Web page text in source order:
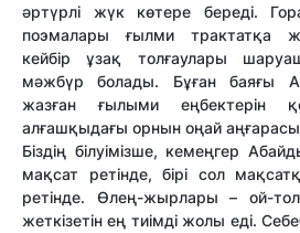
әртүрлі жүк көтере береді.
поэмалары ғылми трактатқа
кейбір ұзақ толғаулары
мәжбүр болады. Бұған баяғы
жазған ғылыми еңбектерін
алғашқыдағы орнын оңай
Біздің білуімізше, кемеңгер
мақсат ретінде, бірі сол
ретінде. Өлең-жырлары – ой-
жеткізетін ең тиімді жолы еді.